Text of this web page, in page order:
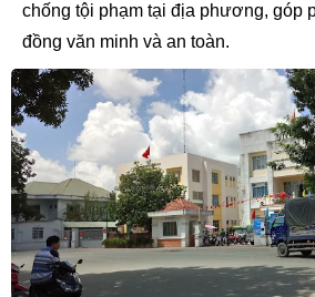
chống tội phạm tại địa phương, góp
đồng văn minh và an toàn.